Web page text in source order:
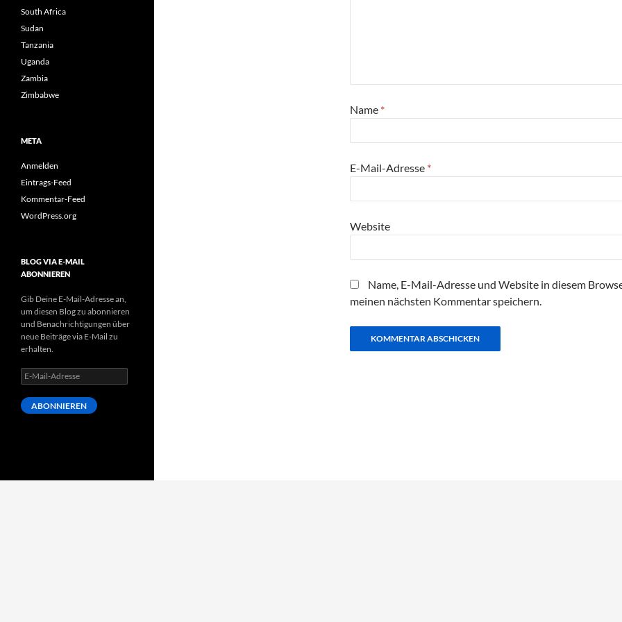
Name *
E-Mail-Adresse *
Website
Name, E-Mail-Adresse und Website in diesem
meinen nächsten Kommentar speichern.
South Africa
Sudan
Tanzania
Uganda
Zambia
Zimbabwe
META
Anmelden
Eintrags-Feed
Kommentar-Feed
WordPress.org
BLOG VIA E-MAIL
ABONNIEREN
Gib Deine E-Mail-Adresse an,
um diesen Blog zu abonnieren
und Benachrichtigungen über
neue Beiträge via E-Mail zu
erhalten.
E-
Mail-
Adresse
ABONNIEREN